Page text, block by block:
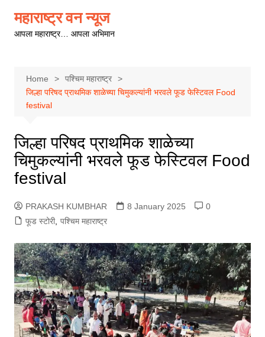
content
महाराष्ट्र वन न्यूज
आपला महाराष्ट्र… आपला अभिमान
Home
पश्चिम महाराष्ट्र
जिल्हा परिषद प्राथमिक शाळेच्या चिमुकल्यांनी भरवले फूड फेस्टिवल Food
festival
जिल्हा परिषद प्राथमिक शाळेच्या
चिमुकल्यांनी भरवले फूड फेस्टिवल Food
festival
PRAKASH KUMBHAR 8 January 2025
0
फूड स्टोरी, पश्चिम महाराष्ट्र